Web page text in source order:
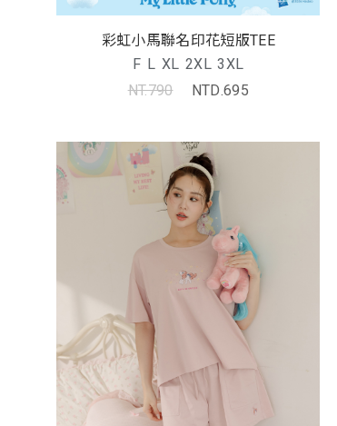
彩虹小馬聯名印花短版TEE
F L XL 2XL 3XL
NT.790
NTD.695